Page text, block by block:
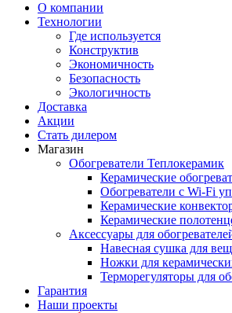
О компании
Технологии
Где используется
Конструктив
Экономичность
Безопасность
Экологичность
Доставка
Акции
Стать дилером
Магазин
Обогреватели Теплокерамик
Керамические
Обогреватели с Wi-Fi
Керамические
Керамические
Аксессуары для
Навесная сушка для
Ножки для
Терморегуляторы для
Гарантия
Наши проекты